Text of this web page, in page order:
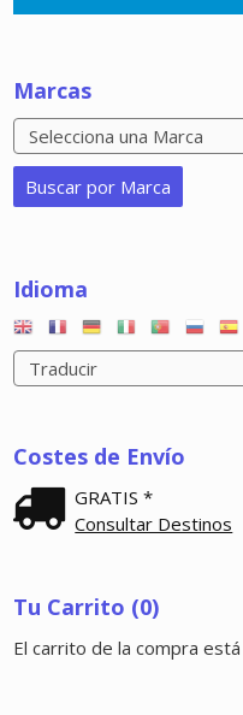
Marcas
Idioma
Costes de Envío
GRATIS *
Consultar Destinos
Tu Carrito (0)
El carrito de la compra